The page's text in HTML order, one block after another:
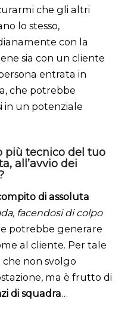
che gli altri
lo stesso,
con la
sia con un cliente
entrata in
che potrebbe
in un potenziale
più tecnico del tuo
all’avvio dei
di assoluta
facendosi di colpo
potrebbe generare
al cliente. Per tale
non svolgo
ma è frutto di
di squadra…